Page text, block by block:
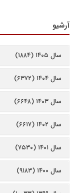
آرشیو
سال ۱۴۰۵ (۱۸۸۴)
سال ۱۴۰۴ (۶۳۷۲)
سال ۱۴۰۳ (۶۶۴۸)
سال ۱۴۰۲ (۶۶۱۷)
سال ۱۴۰۱ (۷۵۳۰)
سال ۱۴۰۰ (۹۱۸۳)